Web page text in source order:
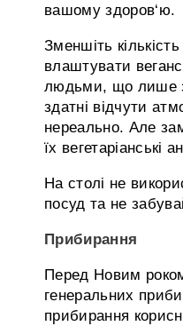
вашому здоров‘ю.
Зменшіть
влаштувати
людьми, що лише
здатні відчути
нереально. Але
їх вегетаріанські
На столі не
посуд та не
Прибирання
Перед Новим
генеральних
прибирання